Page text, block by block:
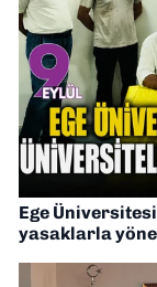
Ege
yasaklarla